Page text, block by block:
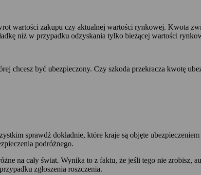
wartości zakupu czy aktualnej wartości rynkowej. Kwota
niż w przypadku odzyskania tylko bieżącej wartości
być ubezpieczony. Czy szkoda przekracza kwotę
sprawdź dokładnie, które kraje są objęte
podróżnego.
na cały świat. Wynika to z faktu, że jeśli tego nie zrobisz,
zgłoszenia roszczenia.